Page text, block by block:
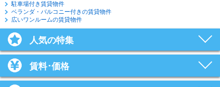
駐車場付き賃貸物件
ベランダ・バルコニー付きの賃貸物件
広いワンルームの賃貸物件
人気の特集
賃料･価格